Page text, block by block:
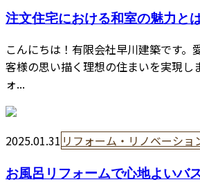
注文住宅における和室の魅力と
こんにちは！有限会社早川建築です。
客様の思い描く理想の住まいを実現し
ォ...
2025.01.31 リフォーム・リノベーショ
お風呂リフォームで心地よいバ